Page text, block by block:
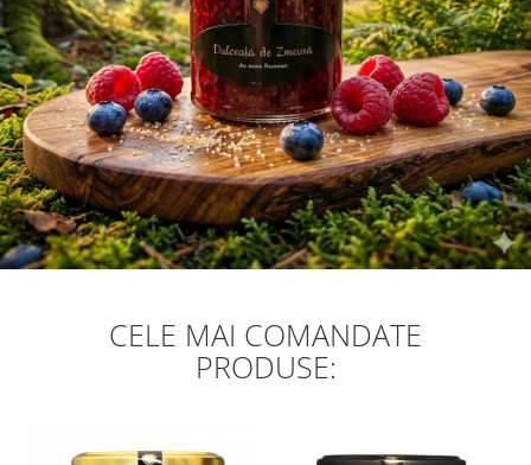
CELE MAI COMANDATE
PRODUSE: